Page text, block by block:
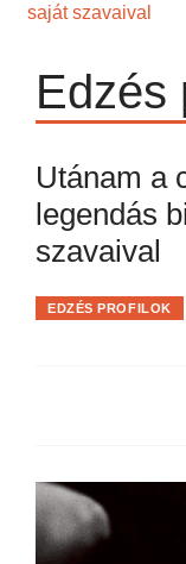
saját szavaival
Edzés
Utánam a
legendás
szavaival
EDZÉS PROFILOK